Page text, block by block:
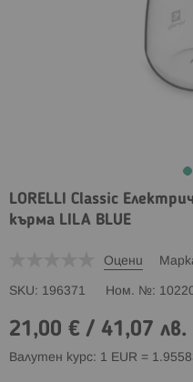
LORELLI Classic
кърма LILA BLUE
Оцени
SKU 196371 Ном. №
21,00 € / 41,07 лв.
Валутен курс: 1 EUR =